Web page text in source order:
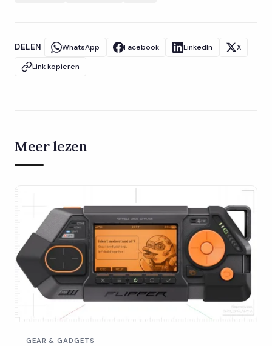
DELEN WhatsApp Facebook LinkedIn
X
Link kopieren
Meer lezen
GEAR & GADGETS